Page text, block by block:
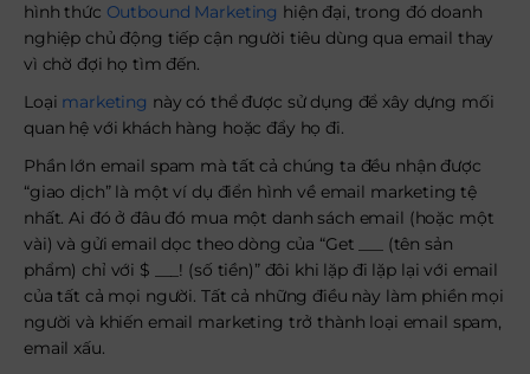
hình thức Outbound Marketing hiện đại, trong đó doanh
nghiệp chủ động tiếp cận người tiêu dùng qua email thay
vì chờ đợi họ tìm đến.
Loại marketing này có thể được sử dụng để xây dựng mối
quan hệ với khách hàng hoặc đẩy họ đi.
Phần lớn email spam mà tất cả chúng ta đều nhận được
“giao dịch” là một ví dụ điển hình về email marketing tệ
nhất. Ai đó ở đâu đó mua một danh sách email (hoặc một
vài) và gửi email dọc theo dòng của “Get ___ (tên sản
phẩm) chỉ với $ ___! (số tiền)” đôi khi lặp đi lặp lại với email
của tất cả mọi người. Tất cả những điều này làm phiền mọi
người và khiến email marketing trở thành loại email spam,
email xấu.